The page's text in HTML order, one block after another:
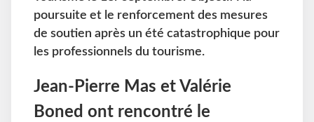
poursuite et le renforcement des mesures
de soutien après un été catastrophique pour
les professionnels du tourisme.
Jean-Pierre Mas et Valérie
Boned ont rencontré le